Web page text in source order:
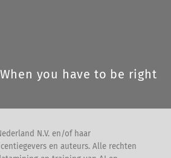
When you have to be right
N.V. en/of haar
en auteurs. Alle rechten